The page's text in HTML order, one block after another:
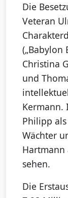
Die
Veteran
(„Babylon
Christina
und
Kermann.
Philipp
Wächter
Hartmann
sehen.
Die